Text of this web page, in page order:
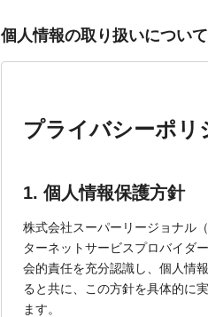
個人情報の取り扱いについて